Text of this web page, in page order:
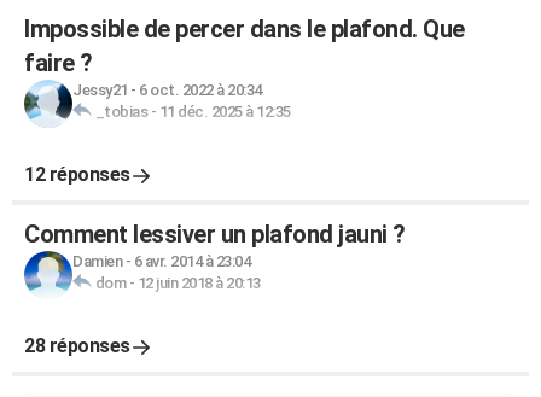
Impossible de percer dans le plafond. Que
faire ?
Jessy21 - 6 oct. 2022 à 20:34
_tobias- 11 déc. 2025 à 12:35
12 réponses
Comment lessiver un plafond jauni ?
Damien- 6 avr. 2014 à 23:04
dom- 12 juin 2018 à 20:13
28 réponses